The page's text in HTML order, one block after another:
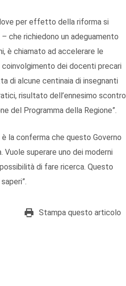
per effetto della riforma si
che richiedono un adeguamento
è chiamato ad accelerare le
dei docenti precari
di alcune centinaia di insegnanti
risultato dell’ennesimo scontro
del Programma della Regione”.
la conferma che questo Governo
superare uno dei moderni
di fare ricerca. Questo
Stampa questo articolo